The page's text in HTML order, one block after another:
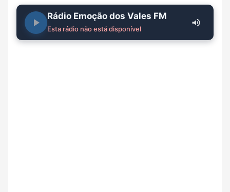
Rádio Emoção dos Vales FM
Esta rádio não está disponível